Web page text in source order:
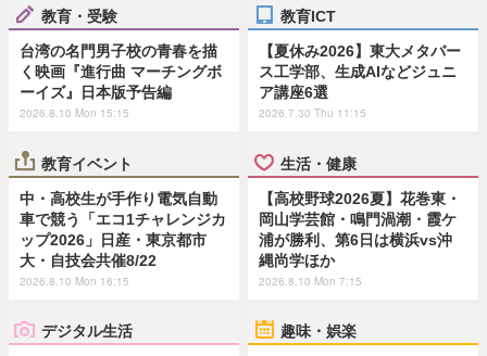
教育・受験
台湾の名門男子校の青春を描
く映画『進行曲 マーチングボ
ーイズ』日本版予告編
2026.8.10 Mon 15:15
教育ICT
【夏休み2026】東大メタバー
ス工学部、生成AIなどジュニ
ア講座6選
2026.7.30 Thu 11:15
教育イベント
中・高校生が手作り電気自動
車で競う「エコ1チャレンジカ
ップ2026」日産・東京都市
大・自技会共催8/22
2026.8.10 Mon 16:15
生活・健康
【高校野球2026夏】花巻東・
岡山学芸館・鳴門渦潮・霞ケ
浦が勝利、第6日は横浜vs沖
縄尚学ほか
2026.8.10 Mon 7:15
デジタル生活 趣味・娯楽